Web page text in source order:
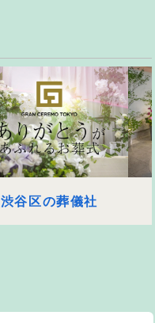
渋谷区の葬儀社